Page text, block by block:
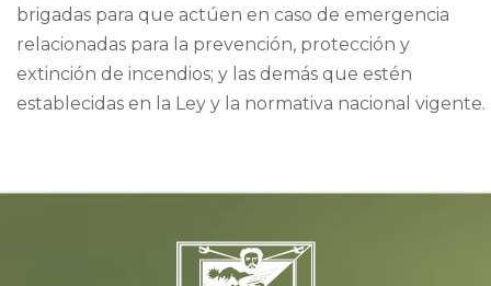
brigadas para que actúen en caso de emergencia
relacionadas para la prevención, protección y
extinción de incendios; y las demás que estén
establecidas en la Ley y la normativa nacional vigente.